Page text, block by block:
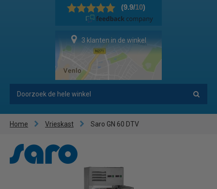
3 klanten in de winkel
Home Vrieskast Saro GN 60 DTV